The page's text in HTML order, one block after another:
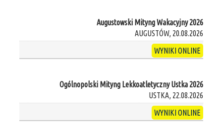
Augustowski Mityng Wakacyjny 2026
AUGUSTÓW, 20.08.2026
WYNIKI ONLINE
Ogólnopolski Mityng Lekkoatletyczny Ustka 2026
USTKA, 22.08.2026
WYNIKI ONLINE